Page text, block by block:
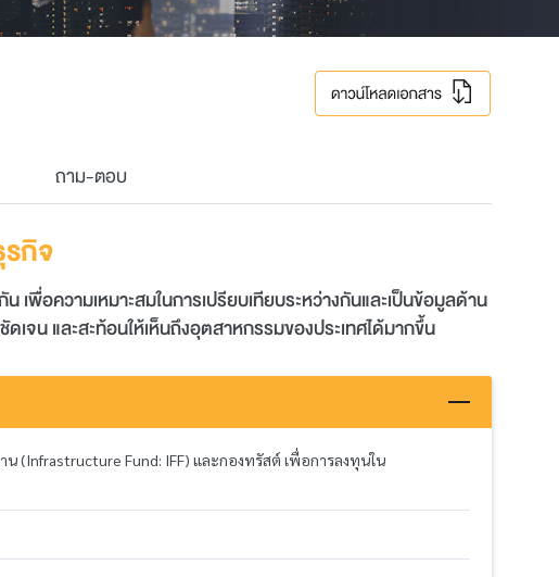
ถาม-ตอบ
กิจ
พื่อความเหมาะสมในการเปรียบเทียบระหว่างกันและเป็นข้อมูลด้าน
จน และสะท้อนให้เห็นถึงอุตสาหกรรมของประเทศได้มากขึ้น
Fund: IFF) และกองทรัสต์ เพื่อการลงทุนใน